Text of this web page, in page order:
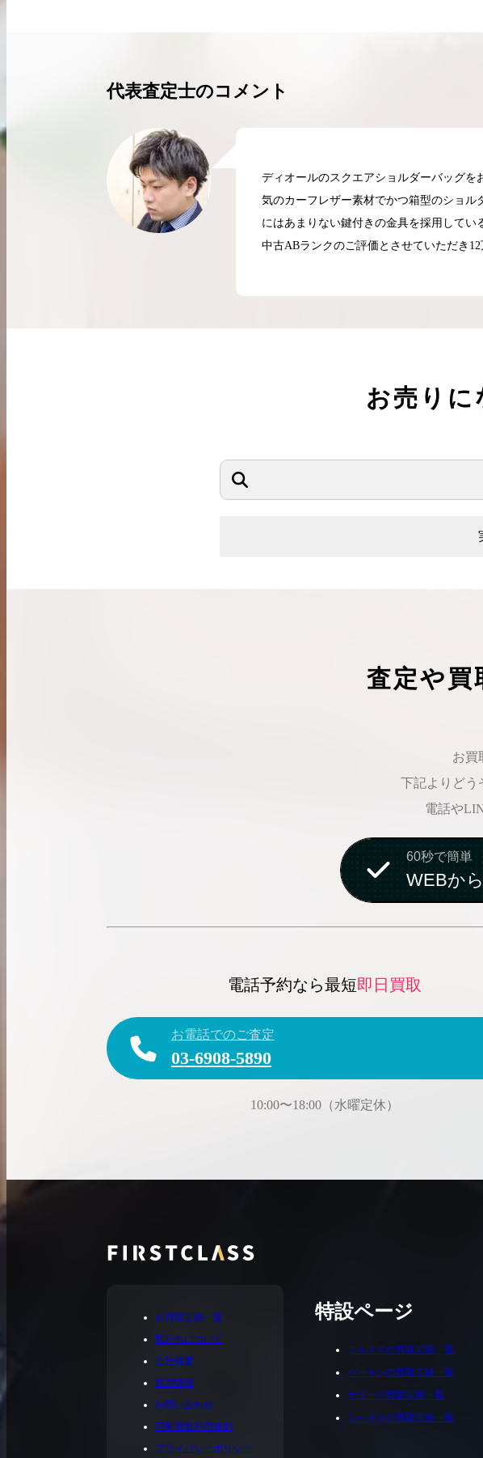
取相場や高く売れるコ
代表査定士のコメント
ディオールのスクエアショルダーバッグ
気のカーフレザー素材でかつ箱型のショ
にはあまりない鍵付きの金具を採用して
中古ABランクのご評価とさせていただき
お売りに
査定や買
お買
下記よりどう
電話や
60秒で簡単
WEBか
電話予約なら最短即日買取
お電話でのご査定
03-6908-5890
10:00〜18:00（水曜定休）
お買取実績一覧
私たちについて
会社概要
採用情報
お問い合わせ
宅配買取利用規約
プライバシーポリシー
特設ページ
エルメスの買取実績一覧
バーキンの買取実績一覧
ケリーの買取実績一覧
シャネルの買取実績一覧